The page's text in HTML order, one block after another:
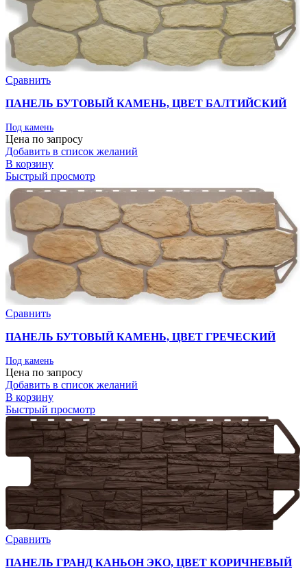
Сравнить
ПАНЕЛЬ БУТОВЫЙ КАМЕНЬ, ЦВЕТ БАЛТИЙСКИЙ
Под камень
Цена по запросу
Добавить в список желаний
В корзину
Быстрый просмотр
Сравнить
ПАНЕЛЬ БУТОВЫЙ КАМЕНЬ, ЦВЕТ ГРЕЧЕСКИЙ
Под камень
Цена по запросу
Добавить в список желаний
В корзину
Быстрый просмотр
Сравнить
ПАНЕЛЬ ГРАНД КАНЬОН ЭКО, ЦВЕТ КОРИЧНЕВЫЙ